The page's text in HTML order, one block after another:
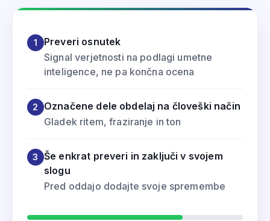
1
Preveri osnutek
Signal verjetnosti na podlagi umetne
inteligence, ne pa končna ocena
2
Označene dele obdelaj na človeški način
Gladek ritem, fraziranje in ton
3
Še enkrat preveri in zaključi v svojem
slogu
Pred oddajo dodajte svoje spremembe